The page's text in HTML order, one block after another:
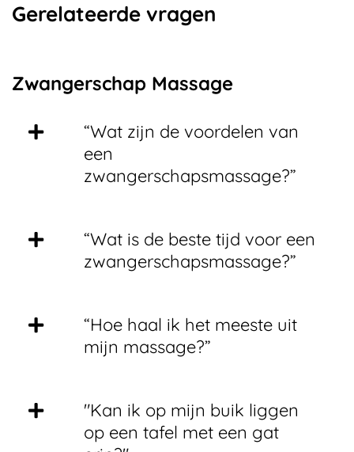
Gerelateerde vragen
Zwangerschap Massage
“Wat zijn de voordelen van
een
zwangerschapsmassage?”
“Wat is de beste tijd voor een
zwangerschapsmassage?”
“Hoe haal ik het meeste uit
mijn massage?”
"Kan ik op mijn buik liggen
op een tafel met een gat